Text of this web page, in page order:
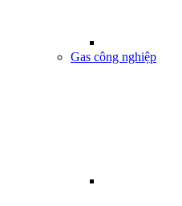
Gas công nghiệp